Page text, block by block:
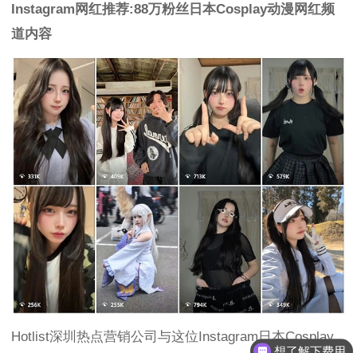
Instagram网红推荐:88万粉丝日本Cosplay动漫网红频
道内容
Hotlist深圳热点营销公司与这位Instagram日本Cosplay